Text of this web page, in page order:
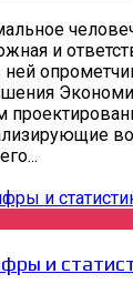
и
ней
и